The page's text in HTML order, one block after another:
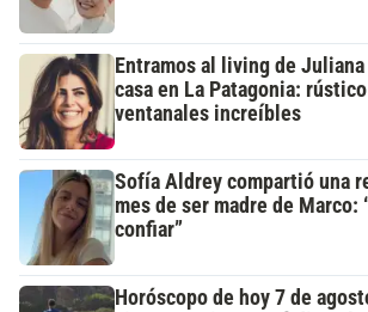
Entramos al living de Juliana
casa en La Patagonia:
ventanales increíbles
Sofía Aldrey compartió una
mes de ser madre de Marco:
confiar”
Horóscopo de hoy 7 de